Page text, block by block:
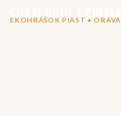
EKOHRÁŠOK PIAST • ORAVA